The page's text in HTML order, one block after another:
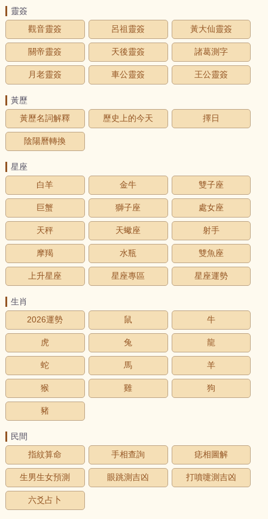
靈簽
觀音靈簽
呂祖靈簽 黃大仙靈簽
關帝靈簽 天後靈簽 諸葛測字
月老靈簽 車公靈簽 王公靈簽
黃歷
黃歷名詞解釋
歷史上的今天 擇日
陰陽曆轉換
星座
白羊
金牛 雙子座
巨蟹 獅子座 處女座
天秤 天蠍座 射手
摩羯 水瓶 雙魚座
上升星座 星座專區 星座運勢
生肖
2026運勢
鼠 牛
虎 兔 龍
蛇 馬 羊
猴 雞 狗
豬
民間
指紋算命
手相查詢 痣相圖解
生男生女預測 眼跳測吉凶 打噴嚏測吉凶
六爻占卜